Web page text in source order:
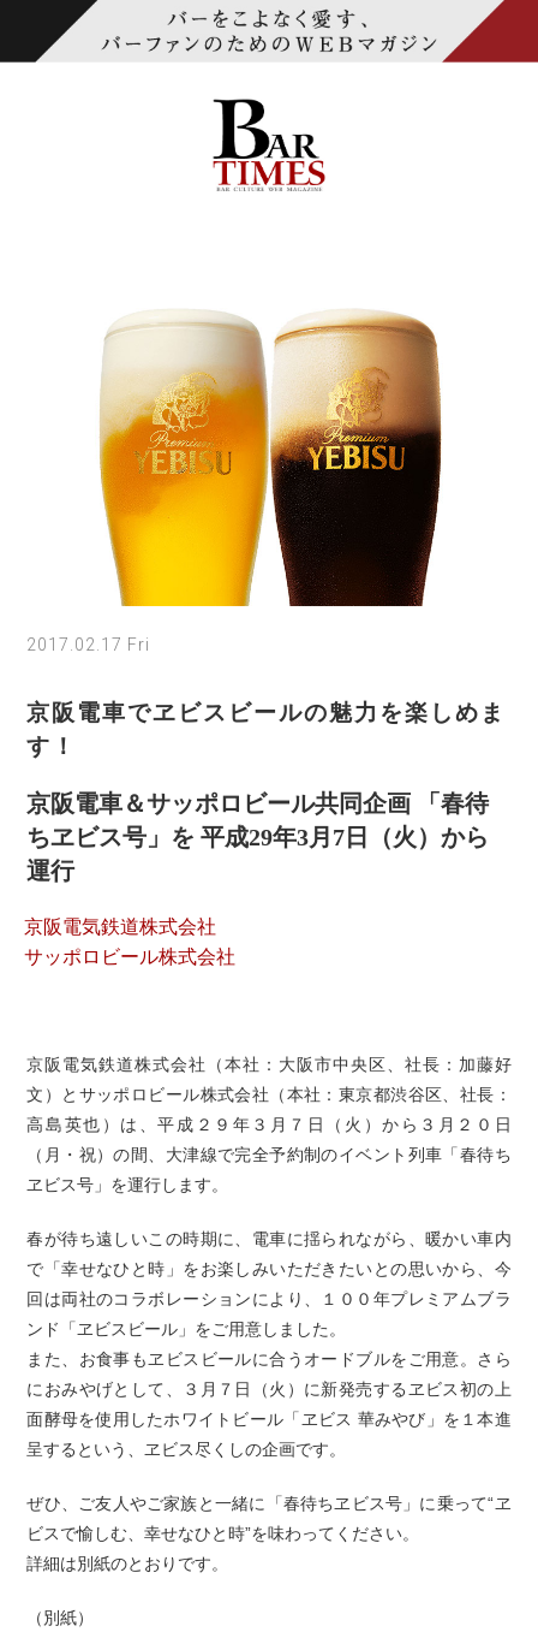
2017.02.17 Fri
京阪電車でヱビスビールの魅力を楽しめま
す！
京阪電車＆サッポロビール共同企画 「春待
ちヱビス号」を 平成29年3月7日（火）から
運行
京阪電気鉄道株式会社
サッポロビール株式会社
京阪電気鉄道株式会社（本社：大阪市中央区、社長：加藤好
文）とサッポロビール株式会社（本社：東京都渋谷区、社長：
高島英也）は、平成２９年３月７日（火）から３月２０日
（月・祝）の間、大津線で完全予約制のイベント列車「春待ち
ヱビス号」を運行します。
春が待ち遠しいこの時期に、電車に揺られながら、暖かい車内
で「幸せなひと時」をお楽しみいただきたいとの思いから、今
回は両社のコラボレーションにより、１００年プレミアムブラ
ンド「ヱビスビール」をご用意しました。
また、お食事もヱビスビールに合うオードブルをご用意。さら
におみやげとして、３月７日（火）に新発売するヱビス初の上
面酵母を使用したホワイトビール「ヱビス 華みやび」を１本進
呈するという、ヱビス尽くしの企画です。
ぜひ、ご友人やご家族と一緒に「春待ちヱビス号」に乗って“ヱ
ビスで愉しむ、幸せなひと時”を味わってください。
詳細は別紙のとおりです。
（別紙）